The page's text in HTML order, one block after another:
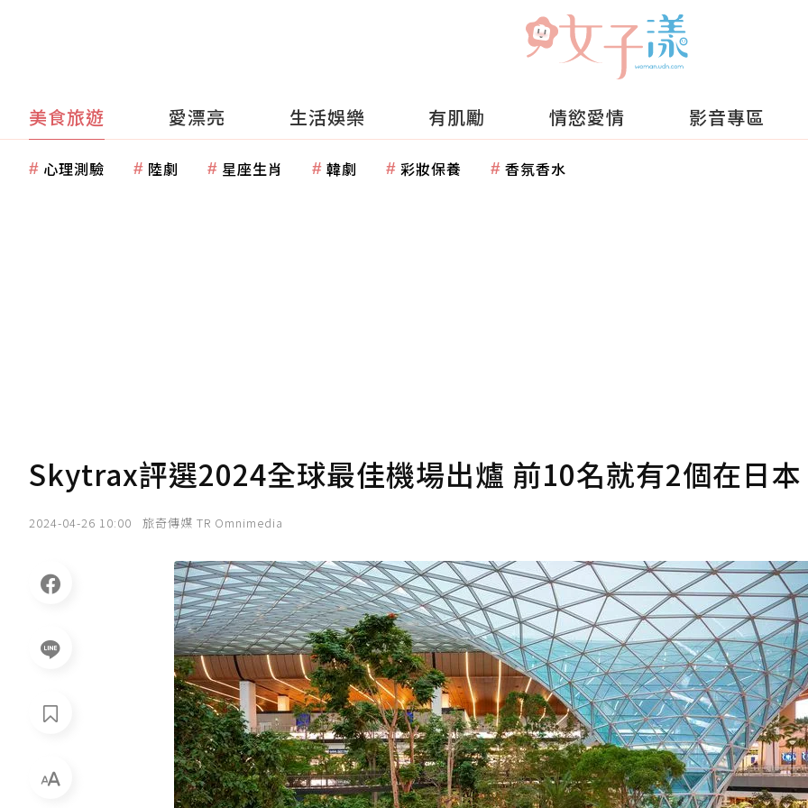
美食旅遊 愛漂亮 生活娛樂 有肌勵 情慾愛情 影音專區
心理測驗 陸劇 星座生肖 韓劇 彩妝保養 香氛香水
Skytrax評選2024全球最佳機場出爐 前10名就有2個在日
2024-04-26 10:00 旅奇傳媒 TR Omnimedia